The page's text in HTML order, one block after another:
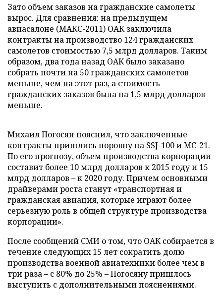
Зато объем заказов на гражданские самолеты
вырос. Для сравнения: на предыдущем
авиасалоне (МАКС-2011) ОАК заключила
контракты на производство 124 гражданских
самолетов стоимостью 7,5 млрд долларов. Таким
образом, два года назад ОАК было заказано
собрать почти на 50 гражданских самолетов
меньше, чем на этот раз, а стоимость
гражданских заказов была на 1,5 млрд долларов
меньше.
Михаил Погосян пояснил, что заключенные
контракты пришлись поровну на SSJ-100 и МС-21.
По его прогнозу, объем производства корпорации
составит более 10 млрд долларов к 2015 году и 15
млрд долларов – к 2020 году. Причем основными
драйверами роста станут «транспортная и
гражданская авиация, которые играют более
серьезную роль в общей структуре производства
корпорации».
После сообщений СМИ о том, что ОАК собирается в
течение следующих 15 лет сократить долю
производства военной авиатехники более чем в
три раза – с 80% до 25% – Погосяну пришлось
выступить с дополнительными пояснениями.